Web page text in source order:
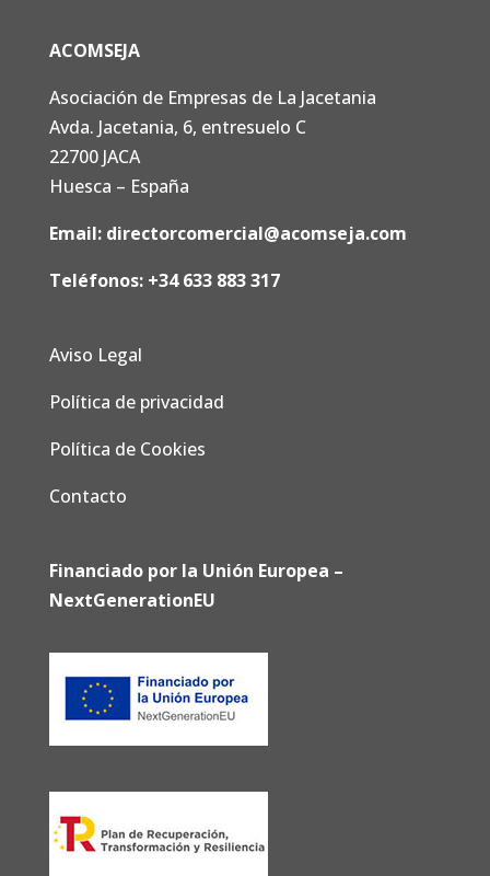
ACOMSEJA
Asociación de Empresas de La Jacetania
Avda. Jacetania, 6, entresuelo C
22700 JACA
Huesca – España
Email: directorcomercial@acomseja.com
Teléfonos: +34 633 883 317
Aviso Legal
Política de privacidad
Política de Cookies
Contacto
Financiado por la Unión Europea –
NextGenerationEU